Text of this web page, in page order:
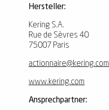
Hersteller:
Kering S.A.
Rue de Sèvres 40
75007 Paris
actionnaire@kering.com
www.kering.com
Ansprechpartner: